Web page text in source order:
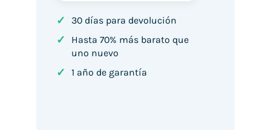
✓ 30 días para devolución
✓
Hasta 70% más barato que
uno nuevo
✓ 1 año de garantía